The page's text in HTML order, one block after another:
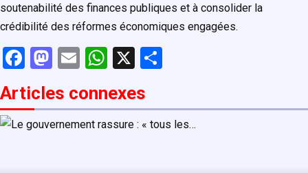
soutenabilité des finances publiques et à consolider la
crédibilité des réformes économiques engagées.
F
a
ce
b
M
st
o
E
ail
W
at
s
X
ta
g
Articles connexes